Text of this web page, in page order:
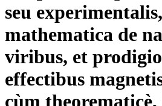
seu
mathematica de
viribus, et
effectibus
cùm